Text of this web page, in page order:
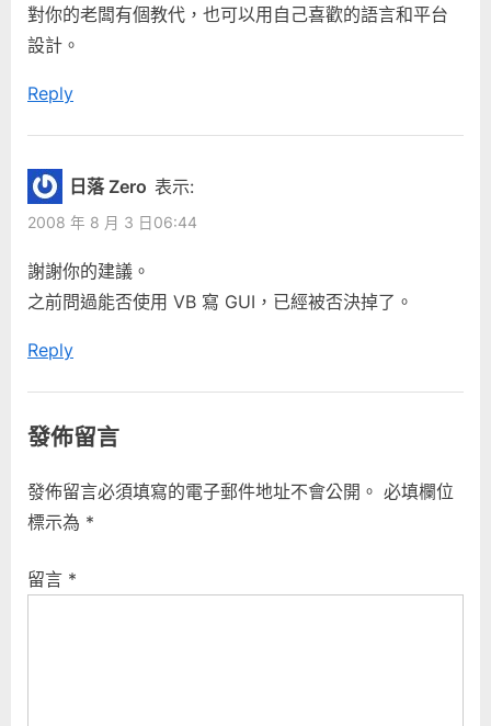
對你的老闆有個教代，也可以用自己喜歡的語言和平台
設計。
Reply
日落 Zero 表示:
2008 年 8 月 3 日06:44
謝謝你的建議。
之前問過能否使用 VB 寫 GUI，已經被否決掉了。
Reply
發佈留言
發佈留言必須填寫的電子郵件地址不會公開。 必填欄位
標示為 *
留言 *